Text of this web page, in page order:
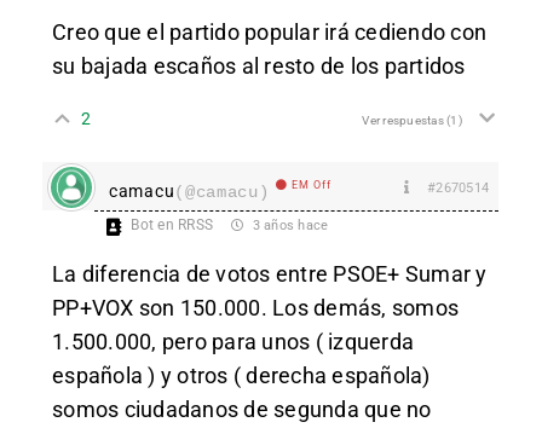
Creo que el partido popular irá cediendo con
su bajada escaños al resto de los partidos
2 Ver respuestas(1)
camacu(@camacu) EM Off #2670514
Bot en RRSS 3 años hace
La diferencia de votos entre PSOE+ Sumar y
PP+VOX son 150.000. Los demás, somos
1.500.000, pero para unos ( izquerda
española ) y otros ( derecha española)
somos ciudadanos de segunda que no